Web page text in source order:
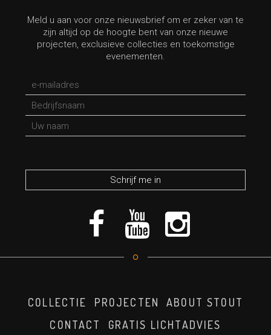
Meld u aan voor onze nieuwsbrief om er zeker van te
zijn altijd op de hoogte bent van onze nieuwe
projecten, exclusieve collecties en toekomstige
evenementen.
COLLECTIE PROJECTEN
ABOUT STOUT
CONTACT
GRATIS LICHTADVIES